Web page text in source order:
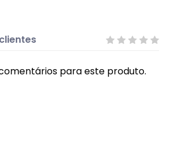
para este produto.